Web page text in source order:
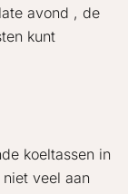
avond , de
kunt
koeltassen in
veel aan